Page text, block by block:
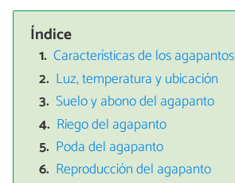
Índice
Características de los agapantos
Luz, temperatura y ubicación
Suelo y abono del agapanto
Riego del agapanto
Poda del agapanto
Reproducción del agapanto